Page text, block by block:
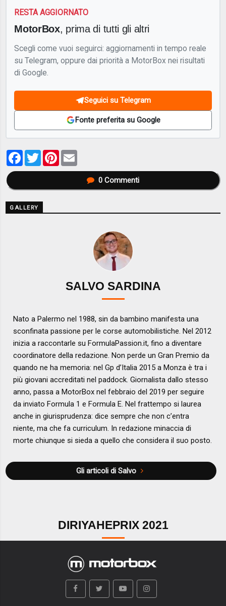
RESTA AGGIORNATO
MotorBox, prima di tutti gli altri
Scegli come vuoi seguirci: aggiornamenti in tempo reale
su Telegram, oppure dai priorità a MotorBox nei risultati
di Google.
Seguici su Telegram
Fonte preferita su Google
Facebook
TwitterPinterest
0Commenti
GALLERY
SALVO SARDINA
Nato a Palermo nel 1988, sin da bambino manifesta una
sconfinata passione per le corse automobilistiche. Nel 2012
inizia a raccontarle su FormulaPassion.it, fino a diventare
coordinatore della redazione. Non perde un Gran Premio da
quando ne ha memoria: nel Gp d’Italia 2015 a Monza è tra i
più giovani accreditati nel paddock. Giornalista dallo stesso
anno, passa a MotorBox nel febbraio del 2019 per seguire
da inviato Formula 1 e Formula E. Nel frattempo si laurea
anche in giurisprudenza: dice sempre che non c’entra
niente, ma che fa curriculum. In redazione minaccia di
morte chiunque si sieda a quello che considera il suo posto.
Gli articoli di Salvo
DIRIYAHEPRIX 2021